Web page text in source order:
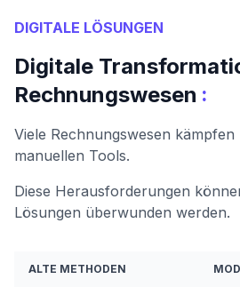
DIGITALE LÖSUNGEN
Digitale
Rechnungswesen :
Viele Rechnungswesen kämpfen
manuellen Tools.
Diese Herausforderungen
Lösungen überwunden werden.
ALTE METHODEN